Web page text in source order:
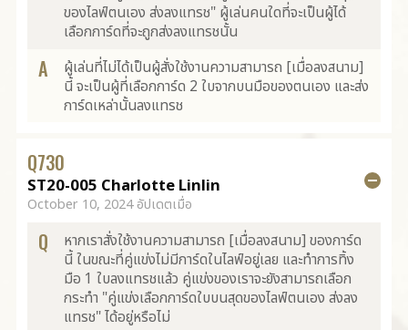
ของไลฟ์ตนเอง ส่งลงแทรช" ผู้เล่นคนใดที่จะเป็นผู้ได้
เลือกการ์ดที่จะถูกส่งลงแทรชนั้น
A
ผู้เล่นที่ไม่ได้เป็นผู้สั่งใช้งานความสามารถ [เมื่อลงสนาม]
นี้ จะเป็นผู้ที่เลือกการ์ด 2 ใบจากบนมือของตนเอง และส่ง
การ์ดเหล่านั้นลงแทรช
Q730
ST20-005 Charlotte Linlin
October 10, 2024 อัปเดตเมื่อ
Q
หากเราสั่งใช้งานความสามารถ [เมื่อลงสนาม] ของการ์ด
นี้ ในขณะที่คู่แข่งไม่มีการ์ดในไลฟ์อยู่เลย และทำการทิ้ง
มือ 1 ใบลงแทรชแล้ว คู่แข่งของเราจะยังสามารถเลือก
กระทำ "คู่แข่งเลือกการ์ดใบบนสุดของไลฟ์ตนเอง ส่งลง
แทรช" ได้อยู่หรือไม่